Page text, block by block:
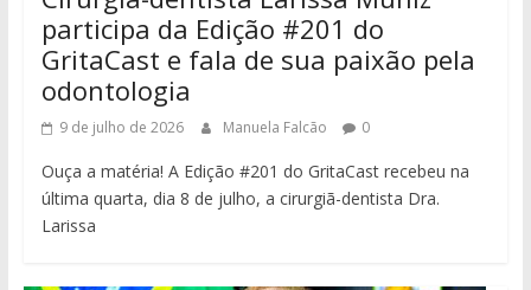
participa da Edição #201 do
GritaCast e fala de sua paixão pela
odontologia
9 de julho de 2026 Manuela Falcão 0
Ouça a matéria! A Edição #201 do GritaCast recebeu na
última quarta, dia 8 de julho, a cirurgiã-dentista Dra.
Larissa